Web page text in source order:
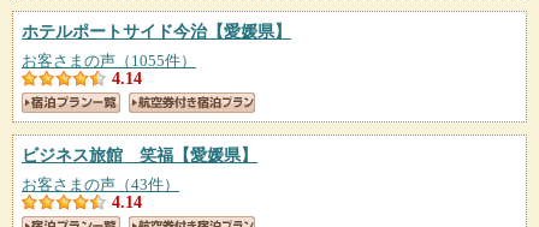
ホテルポートサイド今治【愛媛県】
お客さまの声（1055件）
4.14
ビジネス旅館 笑福 【愛媛県】
お客さまの声（43件）
4.14